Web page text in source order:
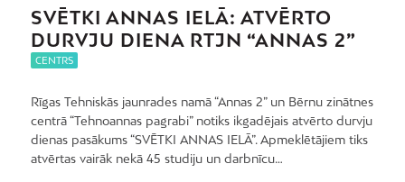
SVĒTKI ANNAS IELĀ: ATVĒRTO
DURVJU DIENA RTJN “ANNAS 2”
CENTRS
Rīgas Tehniskās jaunrades namā “Annas 2” un Bērnu zinātnes
centrā “Tehnoannas pagrabi” notiks ikgadējais atvērto durvju
dienas pasākums “SVĒTKI ANNAS IELĀ”. Apmeklētājiem tiks
atvērtas vairāk nekā 45 studiju un darbnīcu…